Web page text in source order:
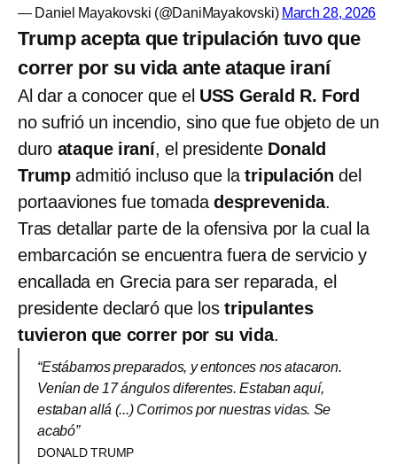
— Daniel Mayakovski (@DaniMayakovski) March 28, 2026
Trump acepta que tripulación tuvo que
correr por su vida ante ataque iraní
Al dar a conocer que el USS Gerald R. Ford
no sufrió un incendio, sino que fue objeto de un
duro ataque iraní, el presidente Donald
Trump admitió incluso que latripulación del
portaaviones fue tomadadesprevenida.
Tras detallar parte de la ofensiva por la cual la
embarcación se encuentra fuera de servicio y
encallada en Grecia para ser reparada, el
presidente declaró que lostripulantes
tuvieron que correr por su vida.
“Estábamos preparados, y entonces nos atacaron.
Venían de 17 ángulos diferentes. Estaban aquí,
estaban allá (...) Corrimos por nuestras vidas. Se
acabó”
DONALD TRUMP